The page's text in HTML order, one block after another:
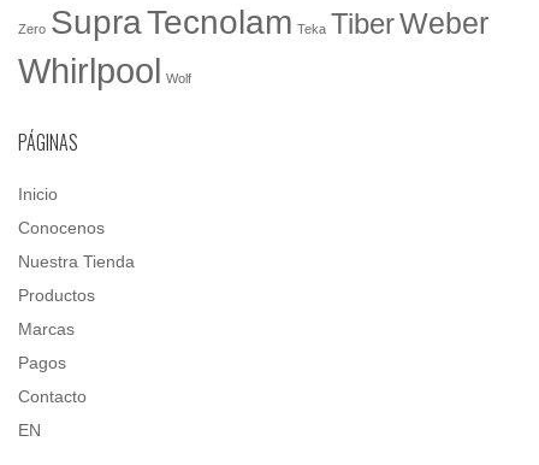
Zero SupraTecnolam Teka TiberWeber
Whirlpool Wolf
PÁGINAS
Inicio
Conocenos
Nuestra Tienda
Productos
Marcas
Pagos
Contacto
EN